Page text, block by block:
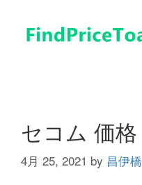
セコム 価格
4月 25, 2021 by 昌伊橋